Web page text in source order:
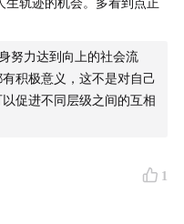
努力达到向上的社会流
积极意义，这不是对自己
促进不同层级之间的互相
1